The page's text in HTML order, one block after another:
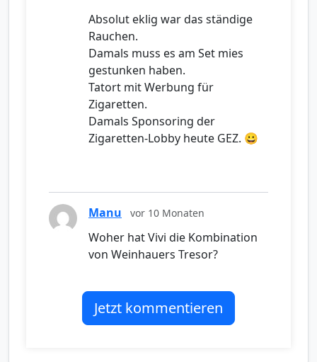
Absolut eklig war das ständige
Rauchen.
Damals muss es am Set mies
gestunken haben.
Tatort mit Werbung für
Zigaretten.
Damals Sponsoring der
Zigaretten-Lobby heute GEZ. 😀
Manu vor 10 Monaten
Woher hat Vivi die Kombination
von Weinhauers Tresor?
Jetzt kommentieren